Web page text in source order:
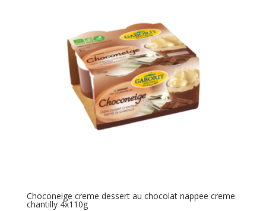
Choconeige creme dessert au chocolat nappee creme
chantilly 4x110g